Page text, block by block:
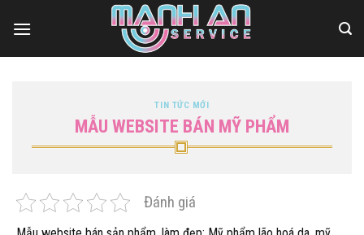
qua
TIN TỨC MỚI
MẪU WEBSITE BÁN MỸ PHẨM
Đánh giá